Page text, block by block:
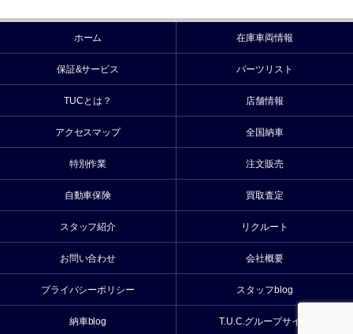
ホーム 在庫車両情報
保証&サービス パーツリスト
TUCとは？ 店舗情報
アクセスマップ 全国納車
特別作業 注文販売
自動車保険 買取査定
スタッフ紹介 リクルート
お問い合わせ 会社概要
プライバシーポリシー スタッフblog
納車blog T.U.C.グループサイト